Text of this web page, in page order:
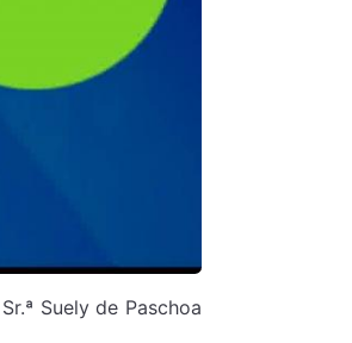
Suely de Paschoa